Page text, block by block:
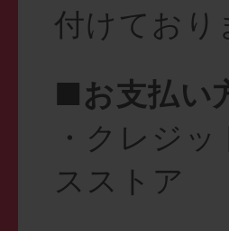
付けており
■お支払い
・クレジ
スストア